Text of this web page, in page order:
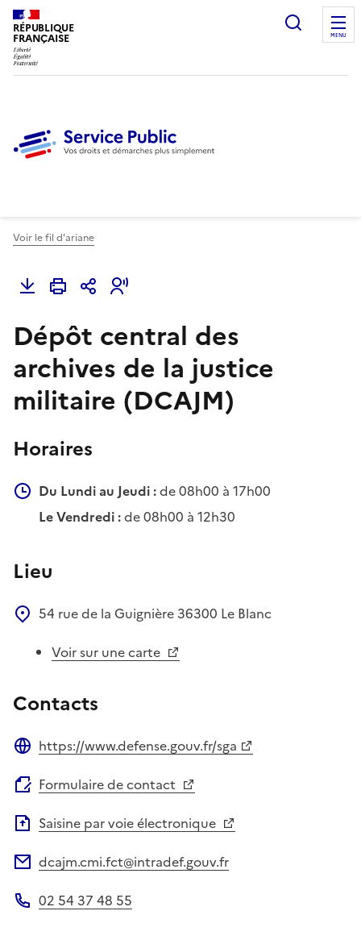
RÉPUBLIQUE
FRANÇAISE
Ouvrir
MENU
Voir le fil d'ariane
Dépôt central des
archives de la justice
militaire (DCAJM)
Horaires
Du Lundi au Jeudi :de 08h00 à 17h00
Le Vendredi :de 08h00 à 12h30
Lieu
54 rue de la Guignière 36300 Le Blanc
Voir sur une carte
Contacts
https://www.defense.gouv.fr/sga
Formulaire de contact
Saisine par voie électronique
dcajm.cmi.fct@intradef.gouv.fr
02 54 37 48 55